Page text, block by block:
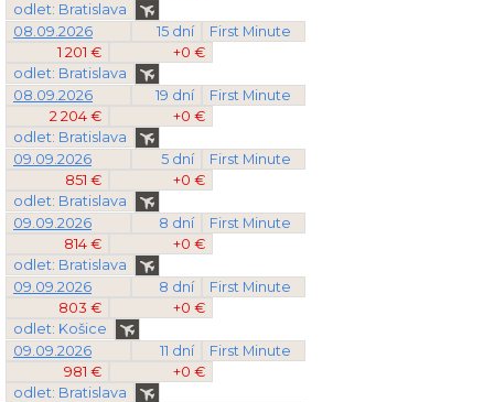
odlet: Bratislava
08.09.2026
15 dní
First Minute
1 201 €
+0 €
odlet: Bratislava
08.09.2026
19 dní
First Minute
2 204 €
+0 €
odlet: Bratislava
09.09.2026
5 dní
First Minute
851 €
+0 €
odlet: Bratislava
09.09.2026
8 dní
First Minute
814 €
+0 €
odlet: Bratislava
09.09.2026
8 dní
First Minute
803 €
+0 €
odlet: Košice
09.09.2026
11 dní
First Minute
981 €
+0 €
odlet: Bratislava